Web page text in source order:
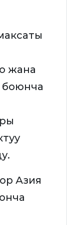
жана
боюнча
Азия